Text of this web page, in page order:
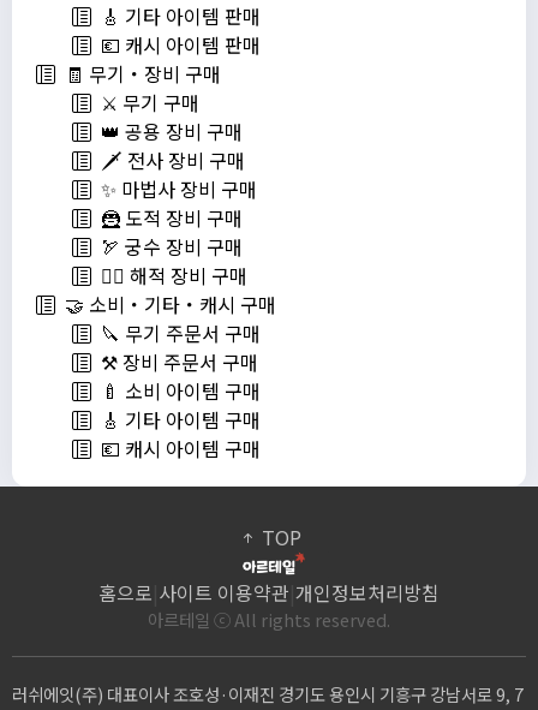
🎸 기타 아이템 판매
💶 캐시 아이템 판매
🧾 무기・장비 구매
⚔️ 무기 구매
👑 공용 장비 구매
🗡️ 전사 장비 구매
✨ 마법사 장비 구매
🦹 도적 장비 구매
🏹 궁수 장비 구매
🏴‍☠️ 해적 장비 구매
🤝 소비・기타・캐시 구매
🔪 무기 주문서 구매
⚒️ 장비 주문서 구매
🍼 소비 아이템 구매
🎸 기타 아이템 구매
💶 캐시 아이템 구매
TOP
홈으로 사이트 이용약관 개인정보처리방침
아르테일 ⓒ All rights reserved.
러쉬에잇(주) 대표이사 조호성·이재진 경기도 용인시 기흥구 강남서로 9, 7